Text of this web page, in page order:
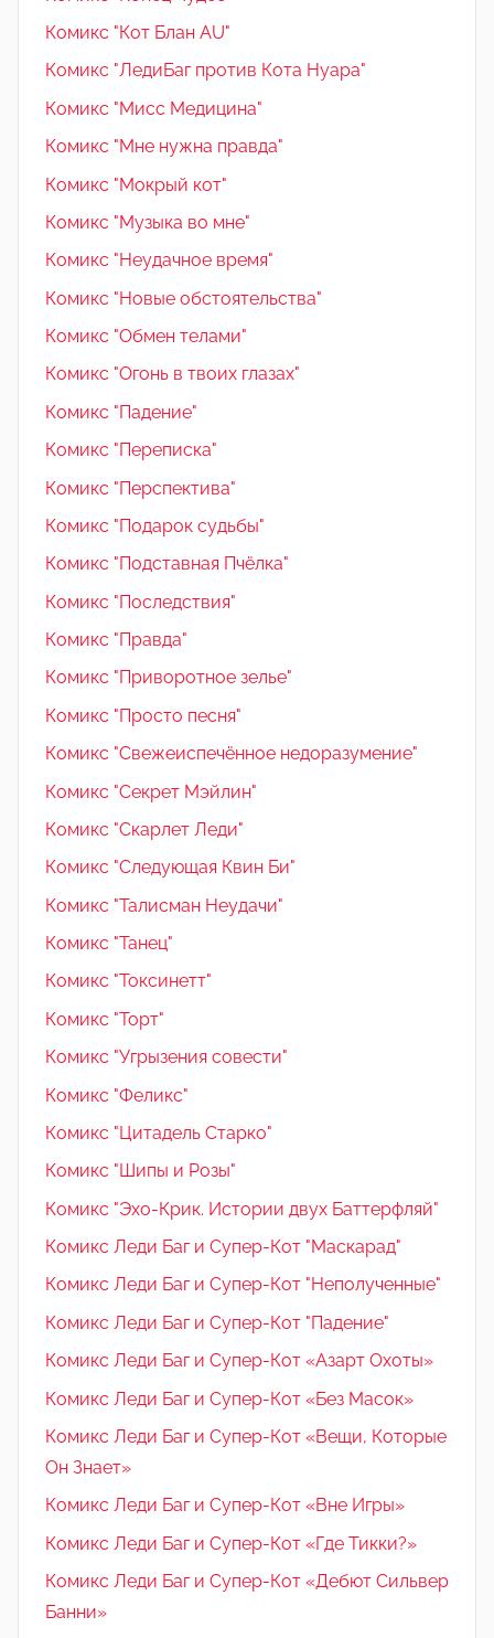
Комикс "Кот Блан AU"
Комикс "ЛедиБаг против Кота Нуара"
Комикс "Мисс Медицина"
Комикс "Мне нужна правда"
Комикс "Мокрый кот"
Комикс "Музыка во мне"
Комикс "Неудачное время"
Комикс "Новые обстоятельства"
Комикс "Обмен телами"
Комикс "Огонь в твоих глазах"
Комикс "Падение"
Комикс "Переписка"
Комикс "Перспектива"
Комикс "Подарок судьбы"
Комикс "Подставная Пчёлка"
Комикс "Последствия"
Комикс "Правда"
Комикс "Приворотное зелье"
Комикс "Просто песня"
Комикс "Свежеиспечённое недоразумение"
Комикс "Секрет Мэйлин"
Комикс "Скарлет Леди"
Комикс "Следующая Квин Би"
Комикс "Талисман Неудачи"
Комикс "Танец"
Комикс "Токсинетт"
Комикс "Торт"
Комикс "Угрызения совести"
Комикс "Феликс"
Комикс "Цитадель Старко"
Комикс "Шипы и Розы"
Комикс "Эхо-Крик. Истории двух Баттерфляй"
Комикс Леди Баг и Супер-Кот "Маскарад"
Комикс Леди Баг и Супер-Кот "Неполученные"
Комикс Леди Баг и Супер-Кот "Падение"
Комикс Леди Баг и Супер-Кот «Азарт Охоты»
Комикс Леди Баг и Супер-Кот «Без Масок»
Комикс Леди Баг и Супер-Кот «Вещи, Которые
Он Знает»
Комикс Леди Баг и Супер-Кот «Вне Игры»
Комикс Леди Баг и Супер-Кот «Где Тикки?»
Комикс Леди Баг и Супер-Кот «Дебют Сильвер
Банни»